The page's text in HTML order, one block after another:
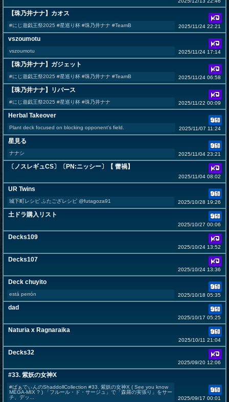
【珠乃井ナナ】カオス
#にじ遊戯王祭2025 #星巡り杯 #珠乃井ナナ #TeamB 2025/11/24 22:21
vszoumotu
vszoumotu 2025/11/24 17:14
【珠乃井ナナ】ガジェット
#にじ遊戯王祭2025 #星巡り杯 #珠乃井ナナ #TeamB 2025/11/24 06:58
【珠乃井ナナ】リバース
#にじ遊戯王祭2025 #星巡り杯 #珠乃井ナナ 2025/11/22 00:09
Herbal Takeover
Plant deck focused on blocking opponent's field. 2025/11/07 11:24
星見る
ナナシ 2025/11/04 23:21
〔ノスレギュCS〕〔PN:ニッシー〕【 蕾禍】
2025/11/04 08:02
UR Twins
城下町レシピ ふたござレシピ @futagoza91 2025/10/28 19:26
土ドラ購入リスト
2025/10/27 00:06
Decks109
2025/10/24 13:52
Decks107
2025/10/24 13:36
Deck chuyito
está perrón 2025/10/18 05:35
dad
2025/10/17 05:25
Naturia x Ragnaraika
2025/10/11 21:04
Decks32
2025/09/20 12:06
#33. 紫妖の女神X
#ばぁでぃんのShaddollCollection #33. 紫妖の女神X ( See you know
MEGA-MIX ? ) 「フルール・ド・サージュ」で「森羅の実張り」をサー
チ、デッ...
2025/09/17 00:01